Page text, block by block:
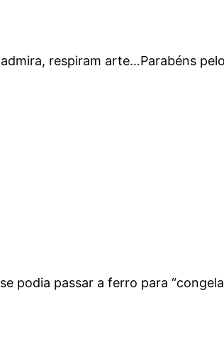
respiram arte…Parabéns
podia passar a ferro para